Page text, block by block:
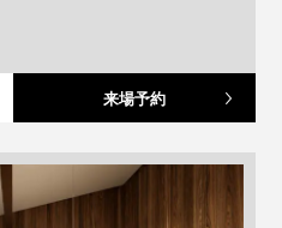
来場予約